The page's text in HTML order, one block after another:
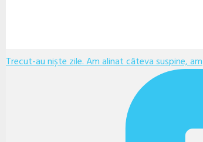
Trecut-au niște zile. Am alinat câteva suspine, am